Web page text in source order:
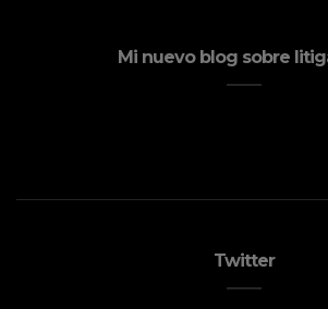
Mi nuevo blog sobre
Twitter